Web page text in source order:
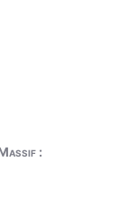
: